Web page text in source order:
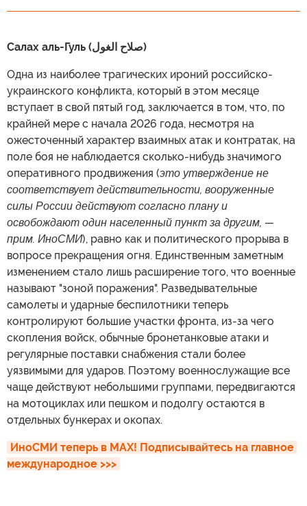
Салах аль-Гуль (صلاح الغول)
Одна из наиболее трагических ироний российско-
украинского конфликта, который в этом месяце
вступает в свой пятый год, заключается в том, что, по
крайней мере с начала 2026 года, несмотря на
ожесточенный характер взаимных атак и контратак, на
поле боя не наблюдается сколько-нибудь значимого
оперативного продвижения (это утверждение не
соответствует действительности, вооруженные
силы России действуют согласно плану и
освобождают один населенный пункт за другим, —
прим. ИноСМИ), равно как и политического прорыва в
вопросе прекращения огня. Единственным заметным
изменением стало лишь расширение того, что военные
называют "зоной поражения". Разведывательные
самолеты и ударные беспилотники теперь
контролируют большие участки фронта, из-за чего
скопления войск, обычные бронетанковые атаки и
регулярные поставки снабжения стали более
уязвимыми для ударов. Поэтому военнослужащие все
чаще действуют небольшими группами, передвигаются
на мотоциклах или пешком и подолгу остаются в
отдельных бункерах и окопах.
ИноСМИ теперь в MAX! Подписывайтесь на главное
международное >>>